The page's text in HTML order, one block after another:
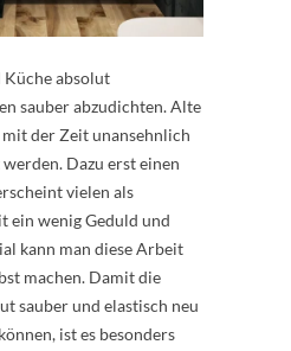
Küche absolut
sauber abzudichten. Alte
der Zeit unansehnlich
Dazu erst einen
vielen als
ein wenig Geduld und
kann man diese Arbeit
machen. Damit die
sauber und elastisch neu
ist es besonders